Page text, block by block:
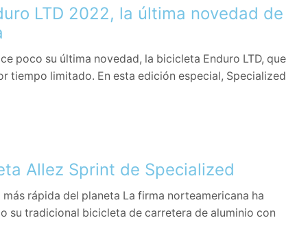
LTD 2022, la última novedad de
poco su última novedad, la bicicleta Enduro LTD, que
tiempo limitado. En esta edición especial, Specialized
Allez Sprint de Specialized
rápida del planeta La firma norteamericana ha
su tradicional bicicleta de carretera de aluminio con